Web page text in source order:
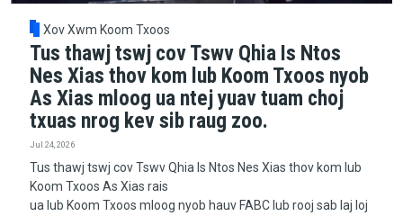
Xov Xwm Koom Txoos
Tus thawj tswj cov Tswv Qhia Is Ntos
Nes Xias thov kom lub Koom Txoos nyob
As Xias mloog ua ntej yuav tuam choj
txuas nrog kev sib raug zoo.
Jul 24, 2026
Tus thawj tswj cov Tswv Qhia Is Ntos Nes Xias thov kom lub
Koom Txoos As Xias rais
ua lub Koom Txoos mloog nyob hauv FABC lub rooj sab laj loj